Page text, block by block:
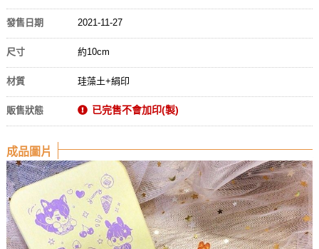
發售日期 2021-11-27
尺寸 約10cm
材質 珪藻土+絹印
販售狀態 已完售不會加印(製)
成品圖片